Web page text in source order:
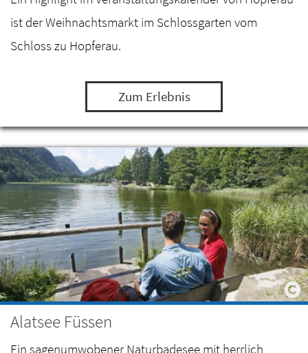
ist der Weihnachtsmarkt im Schlossgarten vom
Schloss zu Hopferau.
Zum Erlebnis
Alatsee Füssen
Ein sagenumwobener Naturbadesee mit herrlich